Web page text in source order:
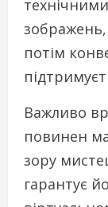
зображень,
потім
Важливо
повинен
зору
гарантує